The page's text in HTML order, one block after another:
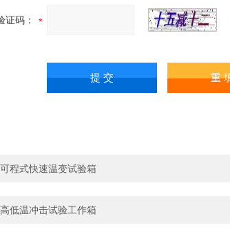
证码：
可程式快速温变试验箱
高低温冲击试验工作箱